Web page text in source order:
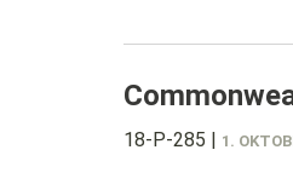
18-P-285 | 1.